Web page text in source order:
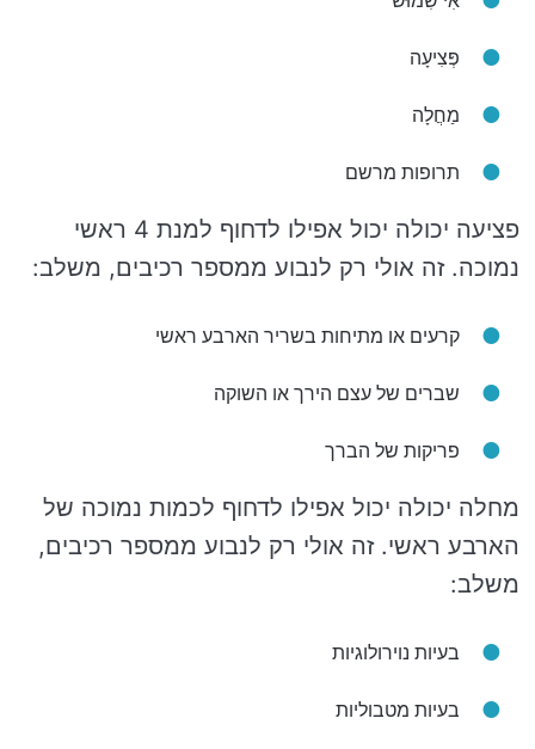
פְּצִיעָה
מַחֲלָה
תרופות מרשם
פציעה יכולה יכול אפילו לדחוף למנת 4 ראשי
נמוכה. זה אולי רק לנבוע ממספר רכיבים, משלב:
קרעים או מתיחות בשריר הארבע ראשי
שברים של עצם הירך או השוקה
פריקות של הברך
מחלה יכולה יכול אפילו לדחוף לכמות נמוכה של
הארבע ראשי. זה אולי רק לנבוע ממספר רכיבים,
משלב:
בעיות נוירולוגיות
בעיות מטבוליות